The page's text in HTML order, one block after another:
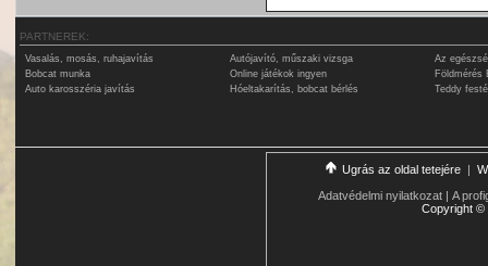
PARTNEREK:
Vasalás, mosás, ruhajavítás Autójavító, műszaki vizsga
Az
Bobcat munka
Online játékok ingyen
Földmérés
Auto karosszéria javítás
Hóeltakarítás, bobcat bérlés Teddy
Ugrás az oldal tetejére |
Adatvédelmi nyilatkozat | A
Copyright©